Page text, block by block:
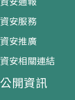
資安服務
資安推廣
資安相關連結
公開資訊